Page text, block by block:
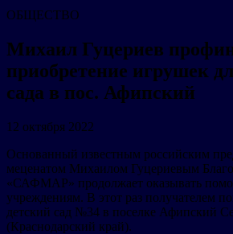
ОБЩЕСТВО
Михаил Гуцериев
приобретение игрушек
сада в пос. Афипский
12 октября 2022
Основанный известным российским
меценатом Михаилом Гуцериевым
«САФМАР» продолжает оказывать
учреждениям. В этот раз получателем
детский сад №34 в поселке Афипский
(Краснодарский край).